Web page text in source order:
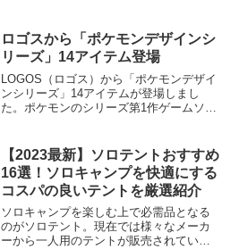
ウナ、さらには小旅行にも活躍してくれ
そうなビッグサイズのボストンバッグで
す。詳細をレビューします。
ロゴスから「ポケモンデザインシ
リーズ」14アイテム登場
LOGOS（ロゴス）から「ポケモンデザイ
ンシリーズ」14アイテムが登場しまし
た。ポケモンのシリーズ第1作ゲームソフ
ロゴスアイテムが販売されます。詳細を
レビューします。
【2023最新】ソロテントおすすめ
16選！ソロキャンプを快適にする
コスパの良いテントを厳選紹介
ソロキャンプを楽しむ上で必需品となる
のがソロテント。現在では様々なメーカ
ーから一人用のテントが販売されていま